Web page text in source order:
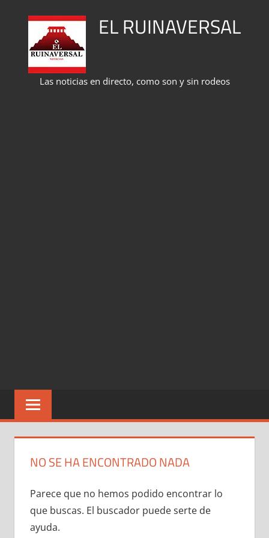
contenido
EL RUINAVERSAL
Las noticias en directo, como son y sin rodeos
NO SE HA ENCONTRADO NADA
Parece que no hemos podido encontrar lo
que buscas. El buscador puede serte de
ayuda.